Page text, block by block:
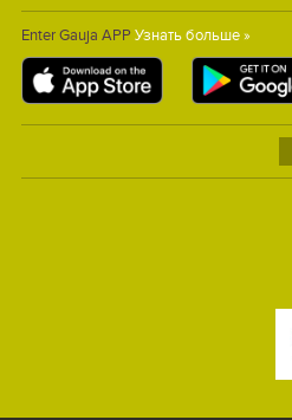
Enter Gauja APP Узнать больше »